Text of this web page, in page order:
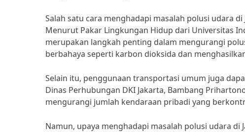
Salah satu cara menghadapi masalah polusi udara
Menurut Pakar Lingkungan Hidup dari Universitas
merupakan langkah penting dalam mengurangi
berbahaya seperti karbon dioksida dan
Selain itu, penggunaan transportasi umum juga
Dinas Perhubungan DKI Jakarta, Bambang
mengurangi jumlah kendaraan pribadi yang
Namun, upaya menghadapi masalah polusi udara